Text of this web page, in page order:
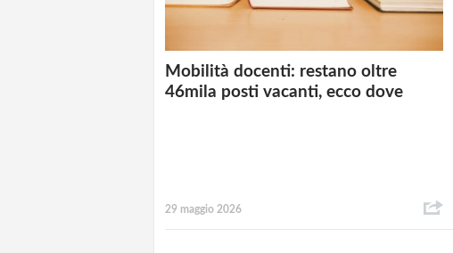
Mobilità docenti: restano oltre
46mila posti vacanti, ecco dove
29 maggio 2026